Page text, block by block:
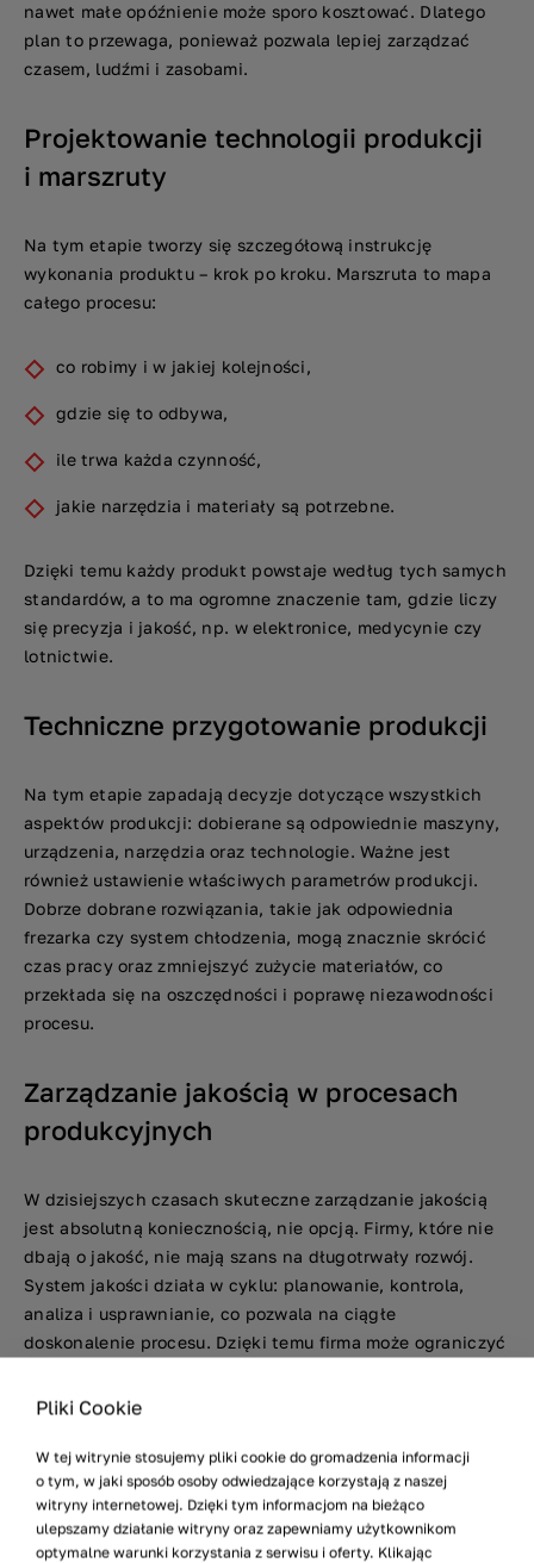
nawet małe opóźnienie może sporo kosztować. Dlatego
plan to przewaga, ponieważ pozwala lepiej zarządzać
czasem, ludźmi i zasobami.
Projektowanie technologii produkcji
i marszruty
Na tym etapie tworzy się szczegółową instrukcję
wykonania produktu – krok po kroku. Marszruta to mapa
całego procesu:
co robimy i w jakiej kolejności,
gdzie się to odbywa,
ile trwa każda czynność,
jakie narzędzia i materiały są potrzebne.
Dzięki temu każdy produkt powstaje według tych samych
standardów, a to ma ogromne znaczenie tam, gdzie liczy
się precyzja i jakość, np. w elektronice, medycynie czy
lotnictwie.
Techniczne przygotowanie produkcji
Na tym etapie zapadają decyzje dotyczące wszystkich
aspektów produkcji: dobierane są odpowiednie maszyny,
urządzenia, narzędzia oraz technologie. Ważne jest
również ustawienie właściwych parametrów produkcji.
Dobrze dobrane rozwiązania, takie jak odpowiednia
frezarka czy system chłodzenia, mogą znacznie skrócić
czas pracy oraz zmniejszyć zużycie materiałów, co
przekłada się na oszczędności i poprawę niezawodności
procesu.
Zarządzanie jakością w procesach
produkcyjnych
W dzisiejszych czasach skuteczne zarządzanie jakością
jest absolutną koniecznością, nie opcją. Firmy, które nie
dbają o jakość, nie mają szans na długotrwały rozwój.
System jakości działa w cyklu: planowanie, kontrola,
analiza i usprawnianie, co pozwala na ciągłe
doskonalenie procesu. Dzięki temu firma może ograniczyć
budować silną markę i utrzymywać wysoką satysfakcję
firma może się wyróżnić i utrzymać lojalność klientów.
Kontrola jakości i jej znaczenie
Pliki Cookie
W tej witrynie stosujemy pliki cookie do gromadzenia informacji
o tym, w jaki sposób osoby odwiedzające korzystają z naszej
witryny internetowej. Dzięki tym informacjom na bieżąco
ulepszamy działanie witryny oraz zapewniamy użytkownikom
optymalne warunki korzystania z serwisu i oferty. Klikając